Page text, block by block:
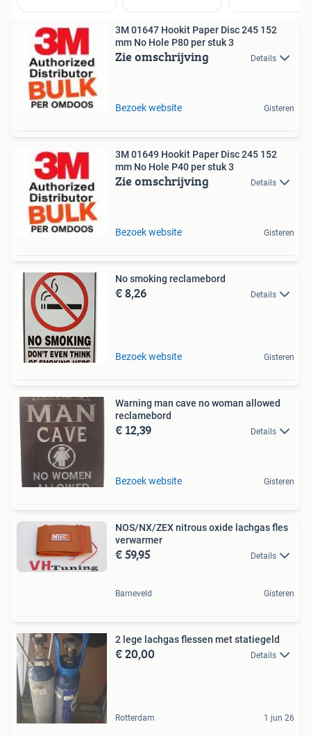
3M 01647 Hookit Paper Disc 245 152
mm No Hole P80 per stuk 3
Zie omschrijving Details
Bezoek website Gisteren
3M 01649 Hookit Paper Disc 245 152
mm No Hole P40 per stuk 3
Zie omschrijving Details
Bezoek website Gisteren
No smoking reclamebord
€ 8,26 Details
Bezoek website Gisteren
Warning man cave no woman allowed
reclamebord
€ 12,39 Details
Bezoek website Gisteren
NOS/NX/ZEX nitrous oxide lachgas fles
verwarmer
€ 59,95 Details
Barneveld Gisteren
2 lege lachgas flessen met statiegeld
€ 20,00 Details
Rotterdam 1 jun 26